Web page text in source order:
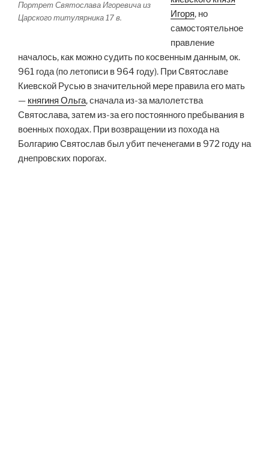
Портрет Святослава Игоревича из
Царского титулярника 17 в.
Игоря, но
самостоятельное
правление
началось, как можно судить по косвенным данным, ок.
961 года (по летописи в 964 году). При Святославе
Киевской Русью в значительной мере правила его мать
— княгиня Ольга, сначала из-за малолетства
Святослава, затем из-за его постоянного пребывания в
военных походах. При возвращении из похода на
Болгарию Святослав был убит печенегами в 972 году на
днепровских порогах.